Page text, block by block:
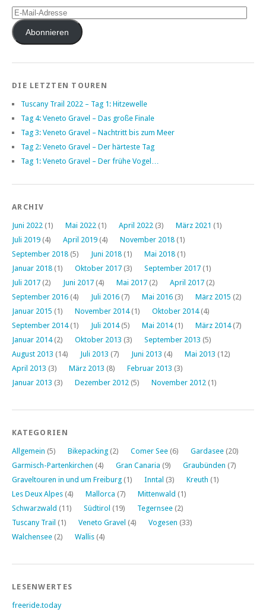
E-
Mail-
AdresseAbonnieren
DIE LETZTEN TOUREN
Tuscany Trail 2022 – Tag 1: Hitzewelle
Tag 4: Veneto Gravel – Das große Finale
Tag 3: Veneto Gravel – Nachtritt bis zum Meer
Tag 2: Veneto Gravel – Der härteste Tag
Tag 1: Veneto Gravel – Der frühe Vogel…
ARCHIV
Juni 2022 (1) Mai 2022 (1) April 2022 (3) März 2021 (1)
Juli 2019 (4) April 2019 (4) November 2018 (1)
September 2018 (5) Juni 2018 (1) Mai 2018 (1)
Januar 2018 (1) Oktober 2017 (3) September 2017 (1)
Juli 2017 (2) Juni 2017 (4) Mai 2017 (2) April 2017 (2)
September 2016 (4) Juli 2016 (7) Mai 2016 (3) März 2015 (2)
Januar 2015 (1) November 2014(1) Oktober 2014(4)
September 2014(1) Juli 2014(5) Mai 2014(1) März 2014(7)
Januar 2014(2) Oktober 2013 (3) September 2013 (5)
August 2013 (14) Juli 2013 (7) Juni 2013 (4) Mai 2013 (12)
April 2013 (3) März 2013 (8) Februar 2013 (3)
Januar 2013 (3) Dezember 2012 (5) November 2012 (1)
KATEGORIEN
Allgemein (5) Bikepacking (2) Comer See (6) Gardasee (20)
Garmisch-Partenkirchen (4) Gran Canaria (9) Graubünden (7)
Graveltouren in und um Freiburg (1) Inntal (3) Kreuth (1)
Les Deux Alpes (4) Mallorca (7) Mittenwald (1)
Schwarzwald (11) Südtirol (19) Tegernsee (2)
Tuscany Trail (1) Veneto Gravel (4) Vogesen (33)
Walchensee (2) Wallis (4)
LESENWERTES
freeride.today